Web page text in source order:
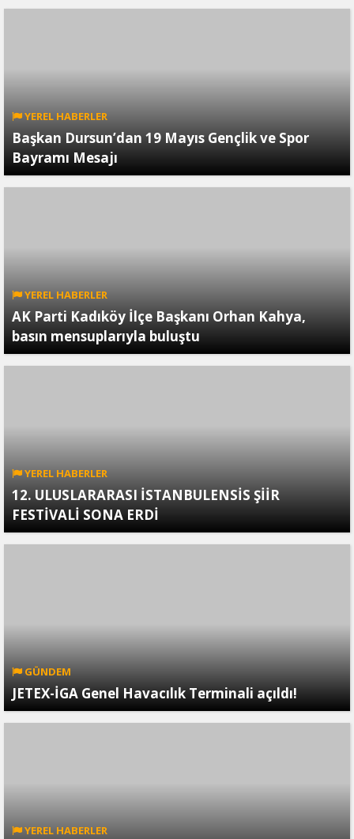
YEREL HABERLER
Başkan Dursun’dan 19 Mayıs Gençlik ve Spor
Bayramı Mesajı
YEREL HABERLER
AK Parti Kadıköy İlçe Başkanı Orhan Kahya,
basın mensuplarıyla buluştu
YEREL HABERLER
12. ULUSLARARASI İSTANBULENSİS ŞİİR
FESTİVALİ SONA ERDİ
GÜNDEM
JETEX-İGA Genel Havacılık Terminali açıldı!
YEREL HABERLER